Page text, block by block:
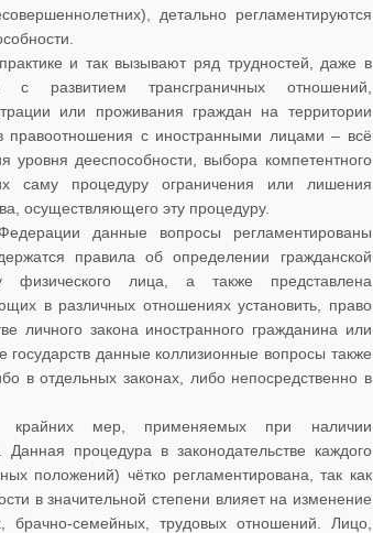
детально регламентируются
и так вызывают ряд трудностей, даже в
с развитием трансграничных отношений,
или проживания граждан на территории
правоотношения с иностранными лицами – всё
дееспособности, выбора компетентного
саму процедуру ограничения или лишения
осуществляющего эту процедуру.
данные вопросы регламентированы
правила об определении гражданской
физического лица, а также представлена
в различных отношениях установить, право
личного закона иностранного гражданина или
государств данные коллизионные вопросы также
в отдельных законах, либо непосредственно в
крайних мер, применяемых при наличии
Данная процедура в законодательстве каждого
положений) чётко регламентирована, так как
в значительной степени влияет на изменение
брачно-семейных, трудовых отношений. Лицо,